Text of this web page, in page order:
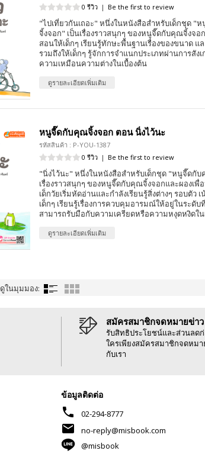
0 รีวิว | Be the first to review
"ไปเที่ยวกันเถอะ" หนึ่งในหนังสือสำหรับเด็กชุด "
จิ้งจอก" เป็นเรื่องราวสนุกๆ ของหนูจี๊ดกับคุณจิ้งจอ
สอนให้เด็กๆ เรียนรู้ทักษะพื้นฐานเรื่องของขนาด แ
รวมถึงให้เด็กๆ รู้จักการจำแนกประเภทผ่านการสังเ
ความเหมือนความต่างในเบื้องต้น
ดูรายละเอียดเพิ่มเติม
หนูจี๊ดกับคุณจิ้งจอก ตอน นิ่งไว้นะ
รหัสสินค้า : P-YOU-1387
0 รีวิว | Be the first to review
"นิ่งไว้นะ" หนึ่งในหนังสือสำหรับเด็กชุด "หนูจี๊ดกับ
เรื่องราวสนุกๆ ของหนูจี๊ดกับคุณจิ้งจอกและผองเพื่
เด็กวัยเริ่มหัดอ่านและกำลังเรียนรู้สิ่งต่างๆ รอบตัว
เด็กๆ เรียนรู้เรื่องการควบคุมอารมณ์ให้อยู่ในระดับ
สามารถรับมือกับความเครียดหรือความหงุดหงิดใน
ดูรายละเอียดเพิ่มเติม
ดูในมุมมอง:
สมัครสมาชิกจดหมายข่าว
รับสิทธิประโยชน์และส่วนลด
ใครเพียงสมัครสมาชิกจดหม
กับเรา
ข้อมูลติดต่อ
phone 02-294-8777
mail
no-reply@misbook.com
@misbook